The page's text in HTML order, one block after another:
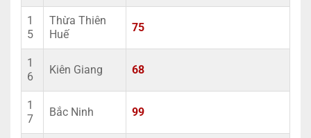
1
5
Thừa Thiên
Huế
75
1
6
Kiên Giang 68
1
7
Bắc Ninh 99